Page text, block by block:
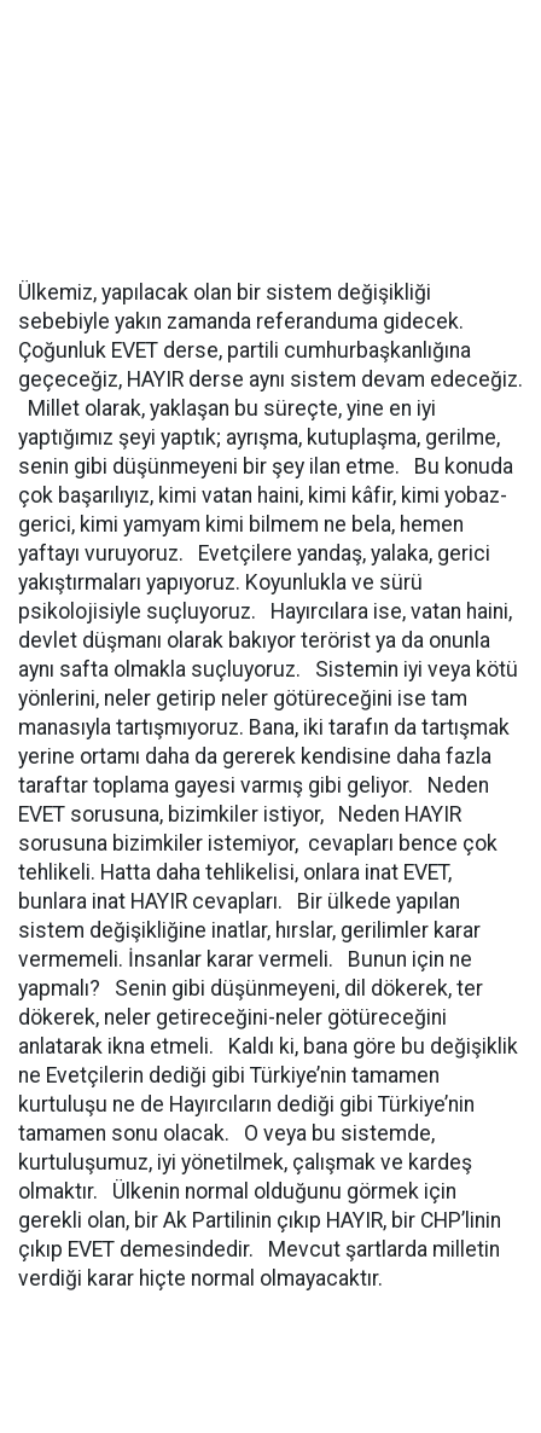
Ülkemiz, yapılacak olan bir sistem değişikliği
sebebiyle yakın zamanda referanduma gidecek.
Çoğunluk EVET derse, partili cumhurbaşkanlığına
geçeceğiz, HAYIR derse aynı sistem devam edeceğiz.
Millet olarak, yaklaşan bu süreçte, yine en iyi
yaptığımız şeyi yaptık; ayrışma, kutuplaşma, gerilme,
senin gibi düşünmeyeni bir şey ilan etme. Bu konuda
çok başarılıyız, kimi vatan haini, kimi kâfir, kimi yobaz-
gerici, kimi yamyam kimi bilmem ne bela, hemen
yaftayı vuruyoruz. Evetçilere yandaş, yalaka, gerici
yakıştırmaları yapıyoruz. Koyunlukla ve sürü
psikolojisiyle suçluyoruz. Hayırcılara ise, vatan haini,
devlet düşmanı olarak bakıyor terörist ya da onunla
aynı safta olmakla suçluyoruz. Sistemin iyi veya kötü
yönlerini, neler getirip neler götüreceğini ise tam
manasıyla tartışmıyoruz. Bana, iki tarafın da tartışmak
yerine ortamı daha da gererek kendisine daha fazla
taraftar toplama gayesi varmış gibi geliyor. Neden
EVET sorusuna, bizimkiler istiyor, Neden HAYIR
sorusuna bizimkiler istemiyor, cevapları bence çok
tehlikeli. Hatta daha tehlikelisi, onlara inat EVET,
bunlara inat HAYIR cevapları. Bir ülkede yapılan
sistem değişikliğine inatlar, hırslar, gerilimler karar
vermemeli. İnsanlar karar vermeli. Bunun için ne
yapmalı? Senin gibi düşünmeyeni, dil dökerek, ter
dökerek, neler getireceğini-neler götüreceğini
anlatarak ikna etmeli. Kaldı ki, bana göre bu değişiklik
ne Evetçilerin dediği gibi Türkiye’nin tamamen
kurtuluşu ne de Hayırcıların dediği gibi Türkiye’nin
tamamen sonu olacak. O veya bu sistemde,
kurtuluşumuz, iyi yönetilmek, çalışmak ve kardeş
olmaktır. Ülkenin normal olduğunu görmek için
gerekli olan, bir Ak Partilinin çıkıp HAYIR, bir CHP’linin
çıkıp EVET demesindedir. Mevcut şartlarda milletin
verdiği karar hiçte normal olmayacaktır.